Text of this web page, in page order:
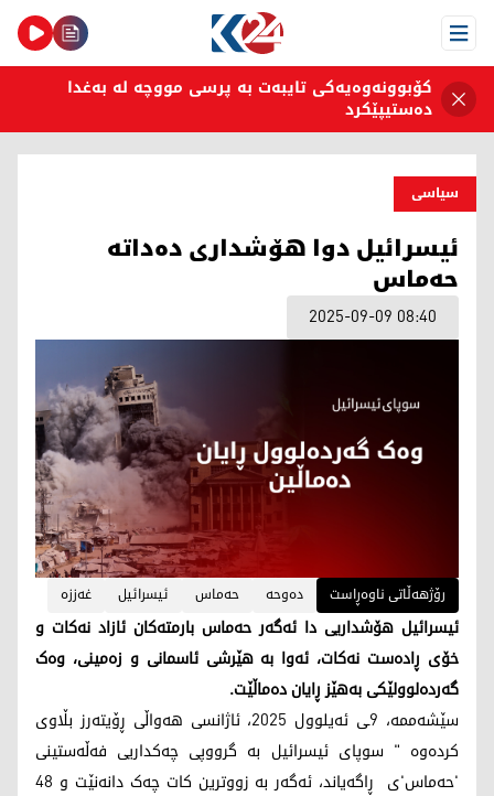
Open Menu
کۆبوونەوەیەکی تایبەت بە پرسی مووچە لە بەغدا
دەستیپێکرد
سیاسی
ئیسرائیل دوا هۆشداری دەداتە
حەماس
2025-09-09 08:40
رۆژهەڵاتی ناوەڕاست دەوحە حەماس ئیسرائیل غەززە
ئیسرائیل هۆشداریی دا ئەگەر حەماس بارمتەکان ئازاد نەکات و
خۆی ڕادەست نەکات، ئەوا بە هێرشی ئاسمانی و زەمینی، وەک
گەردەلوولێکی بەهێز ڕایان دەماڵێت.
سێشەممە، 9ـی ئەیلوول 2025، ئاژانسی هەواڵی ڕۆیتەرز بڵاوی
کردەوە " سوپای ئیسرائیل بە گرووپی چەکداریی فەڵەستینی
'حەماس'ی ڕاگەیاند، ئەگەر بە زووترین کات چەک دانەنێت و 48